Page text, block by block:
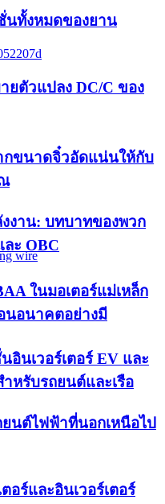
นทั้งหมดของยาน
ยตัวแปลง DC/C ของ
กขนาดจิ๋วอัดแน่นให้กับ
งาน: บทบาทของพวก
ะ OBC
ในมอเตอร์แม่เหล็ก
นอนาคตอย่างมี
นเวอร์เตอร์ EV และ
หรับรถยนต์และเรือ
นต์ไฟฟ้าที่นอกเหนือไป
อร์และอินเวอร์เตอร์